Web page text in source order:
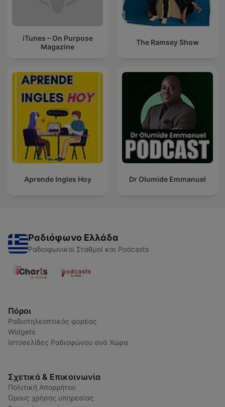
iTunes – On Purpose
Magazine
The Ramsey Show
Aprende Ingles Hoy Dr Olumide Emmanuel
Ραδιόφωνο Ελλάδα
Ραδιοφωνικοί Σταθμοί και Podcasts
Πόροι
Ραδιοτηλεοπτικός φορέας
Widgets
Ιστοσελίδες Ραδιοφώνου ανά Χώρα
Σχετικά & Επικοινωνία
Πολιτική Απορρήτου
Όρους χρήσης υπηρεσίας